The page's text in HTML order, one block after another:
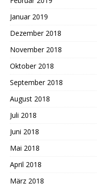
Januar 2019
Dezember 2018
November 2018
Oktober 2018
September 2018
August 2018
Juli 2018
Juni 2018
Mai 2018
April 2018
März 2018